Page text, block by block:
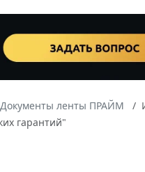
Документы ленты ПРАЙМ
гарантий"